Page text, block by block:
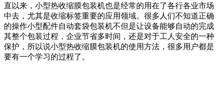
直以来，小型热收缩膜包装机也是经常的用在了各行各业市场
中去，尤其是收缩标签重要的应用领域。很多人们不知道正确
的操作小型配件自动套袋包装机不但是让设备能够自动的完成
其整个包装过程，企业节省多时间，还是对于工人安全的一种
保护，所以说小型热收缩膜包装机的使用方法，很多用户都是
要有一个学习的过程了。